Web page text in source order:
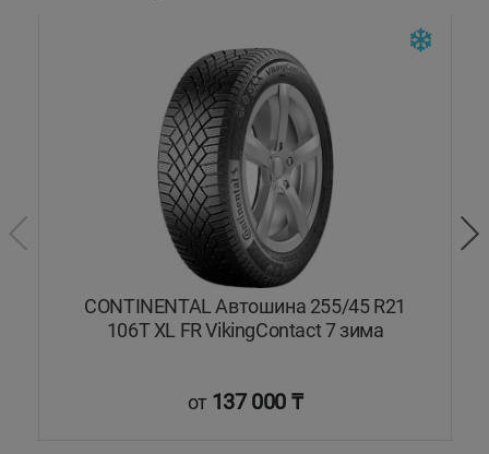
CONTINENTAL Автошина 255/45 R21
106T XL FR VikingContact 7 зима
от 137 000 ₸